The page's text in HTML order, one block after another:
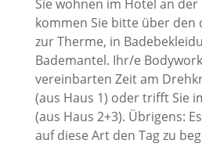
Sie wohnen im Hotel an der
kommen Sie bitte über den
zur Therme, in
Bademantel. Ihr/e
vereinbarten Zeit am
(aus Haus 1) oder trifft Sie
(aus Haus 2+3). Übrigens:
auf diese Art den Tag zu